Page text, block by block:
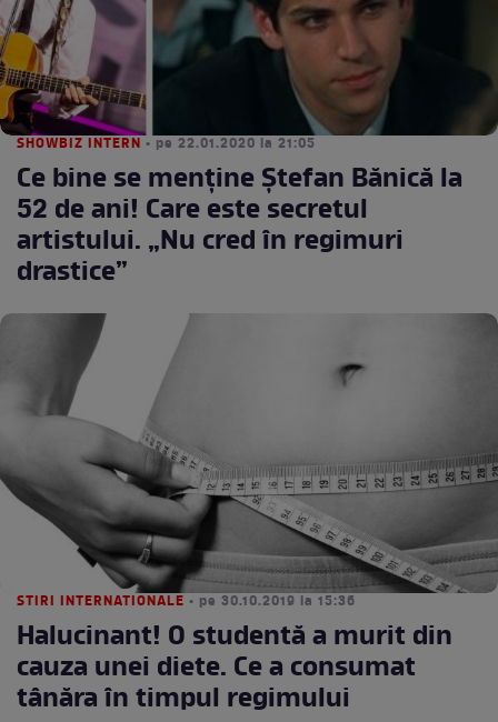
SHOWBIZ INTERN • pe 22.01.2020 la 21:05
Ce bine se menţine Ştefan Bănică la
52 de ani! Care este secretul
artistului. „Nu cred în regimuri
drastice”
STIRI INTERNATIONALE • pe 30.10.2019 la 15:36
Halucinant! O studentă a murit din
cauza unei diete. Ce a consumat
tânăra în timpul regimului